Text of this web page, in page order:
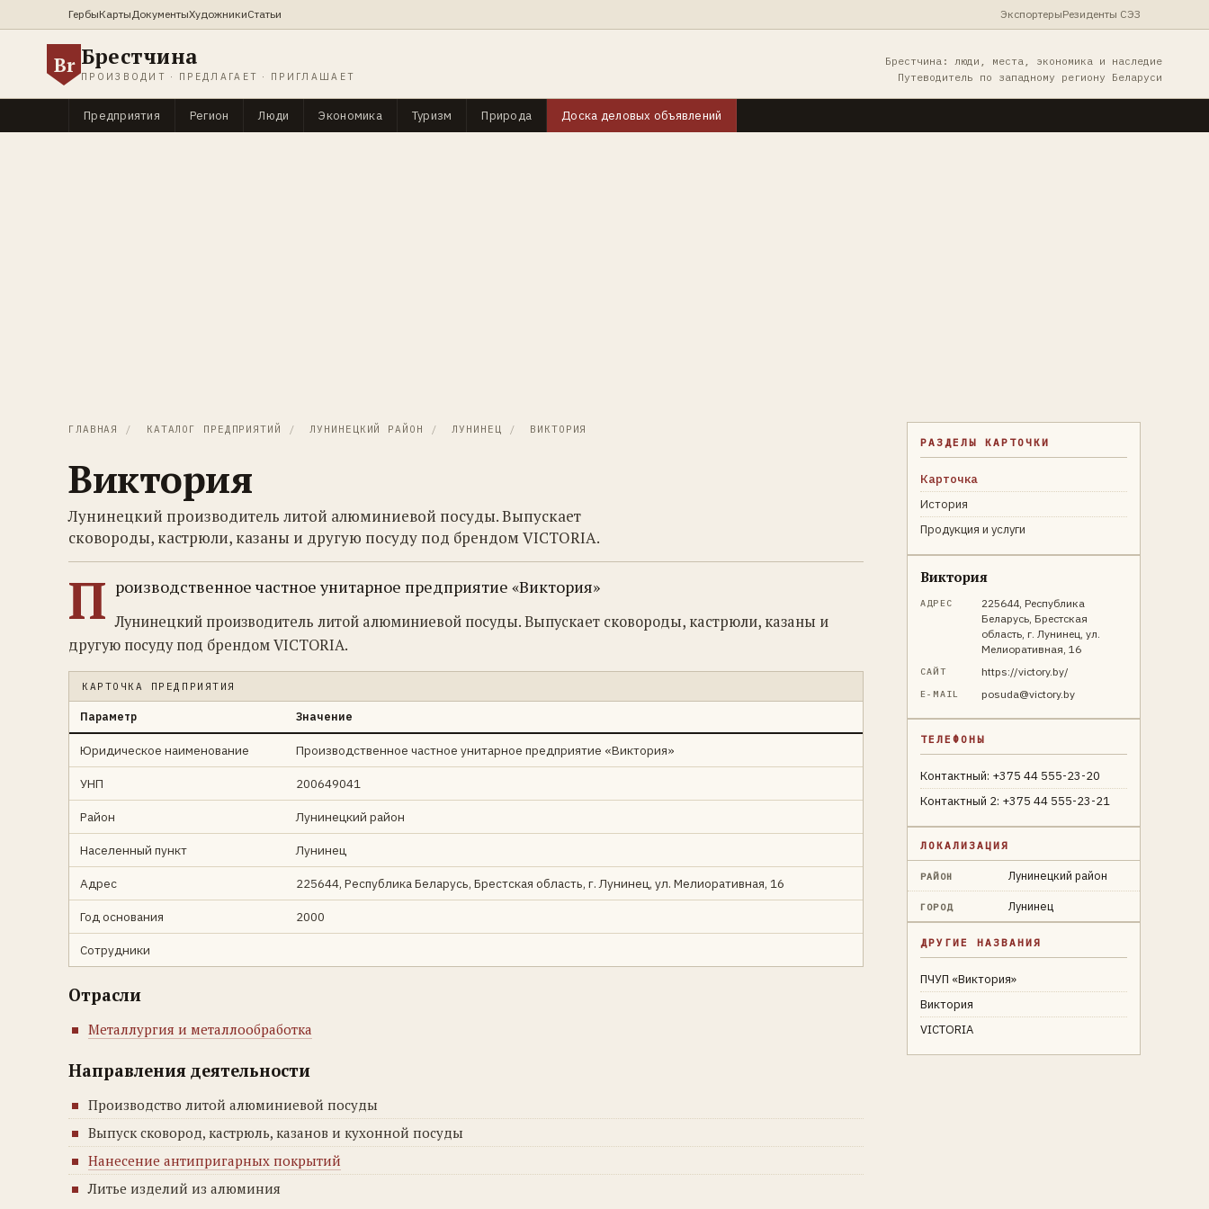
ГербыКартыДокументыХудожникиСтатьи ЭкспортерыРезиденты СЭЗ
Br Брестчина
ПРОИЗВОДИТ · ПРЕДЛАГАЕТ · ПРИГЛАШАЕТ
Брестчина: люди, места, экономика и наследие
Путеводитель по западному региону Беларуси
Предприятия Регион Люди Экономика Туризм Природа Доска деловых объявлений
ГЛАВНАЯ / КАТАЛОГ ПРЕДПРИЯТИЙ / ЛУНИНЕЦКИЙ РАЙОН / ЛУНИНЕЦ / ВИКТОРИЯ
Виктория
Лунинецкий производитель литой алюминиевой посуды. Выпускает
сковороды, кастрюли, казаны и другую посуду под брендом VICTORIA.
П роизводственное частное унитарное предприятие «Виктория»
Лунинецкий производитель литой алюминиевой посуды. Выпускает сковороды, кастрюли, казаны и
другую посуду под брендом VICTORIA.
КАРТОЧКА ПРЕДПРИЯТИЯ
Параметр Значение
Юридическое наименование Производственное частное унитарное предприятие «Виктория»
УНП 200649041
Район Лунинецкий район
Населенный пункт Лунинец
Адрес 225644, Республика Беларусь, Брестская область, г. Лунинец, ул. Мелиоративная, 16
Год основания 2000
Сотрудники
Отрасли
Металлургия и металлообработка
Направления деятельности
Производство литой алюминиевой посуды
Выпуск сковород, кастрюль, казанов и кухонной посуды
Нанесение антипригарных покрытий
Литье изделий из алюминия
РАЗДЕЛЫ КАРТОЧКИ
Карточка
История
Продукция и услуги
Виктория
АДРЕС
225644, Республика
Беларусь, Брестская
область, г. Лунинец, ул.
Мелиоративная, 16
САЙТ https://victory.by/
E-MAIL posuda@victory.by
ТЕЛЕФОНЫ
Контактный: +375 44 555-23-20
Контактный 2: +375 44 555-23-21
ЛОКАЛИЗАЦИЯ
РАЙОН Лунинецкий район
ГОРОД Лунинец
ДРУГИЕ НАЗВАНИЯ
ПЧУП «Виктория»
Виктория
VICTORIA